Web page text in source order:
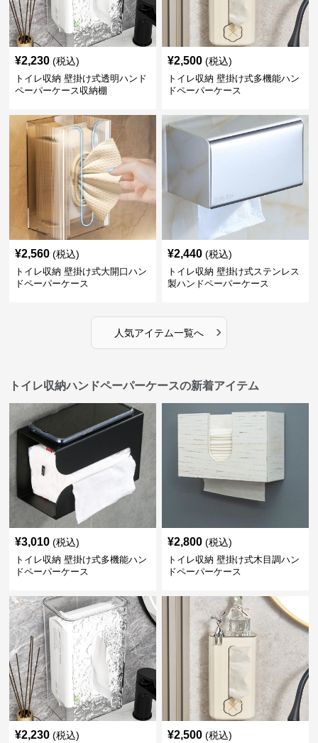
¥2,230 (税込)
トイレ収納 壁掛け式透明ハンド
ペーパーケース収納棚
¥2,500 (税込)
トイレ収納 壁掛け式多機能ハン
ドペーパーケース
¥2,560 (税込)
トイレ収納 壁掛け式大開口ハン
ドペーパーケース
¥2,440 (税込)
トイレ収納 壁掛け式ステンレス
製ハンドペーパーケース
人気アイテム一覧へ ›
トイレ収納ハンドペーパーケースの新着アイテム
¥3,010 (税込)
トイレ収納 壁掛け式多機能ハン
ドペーパーケース
¥2,800 (税込)
トイレ収納 壁掛け式木目調ハン
ドペーパーケース
¥2,230 (税込) ¥2,500 (税込)